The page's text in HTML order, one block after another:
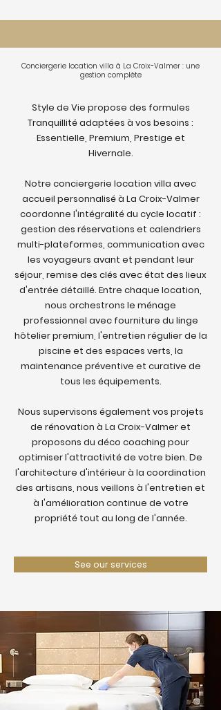
Conciergerie location villa à La Croix-Valmer : une
gestion complète
Style de Vie propose des formules
Tranquillité adaptées à vos besoins :
Essentielle, Premium, Prestige et
Hivernale.
Notre conciergerie location villa avec
accueil personnalisé à La Croix-Valmer
coordonne l'intégralité du cycle locatif :
gestion des réservations et calendriers
multi-plateformes, communication avec
les voyageurs avant et pendant leur
séjour, remise des clés avec état des lieux
d'entrée détaillé. Entre chaque location,
nous orchestrons le ménage
professionnel avec fourniture du linge
hôtelier premium, l'entretien régulier de la
piscine et des espaces verts, la
maintenance préventive et curative de
tous les équipements.
Nous supervisons également vos projets
de rénovation à La Croix-Valmer et
proposons du déco coaching pour
optimiser l'attractivité de votre bien. De
l'architecture d'intérieur à la coordination
des artisans, nous veillons à l'entretien et
à l'amélioration continue de votre
propriété tout au long de l'année.
See our services